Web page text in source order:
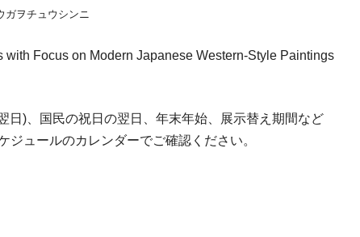
ガヲチュウシンニ
with Focus on Modern Japanese Western-Style Paintings
日)、国民の祝日の翌日、年末年始、展示替え期間など
ジュールのカレンダーでご確認ください。